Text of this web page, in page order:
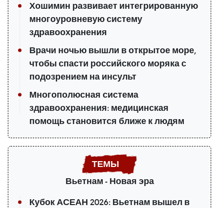
Хошимин развивает интегрированную
многоуровневую систему
здравоохранения
Врачи ночью вышли в открытое море,
чтобы спасти российского моряка с
подозрением на инсульт
Многополюсная система
здравоохранения: медицинская
помощь становится ближе к людям
Вьетнам - Новая эра
Кубок АСЕАН 2026: Вьетнам вышел в